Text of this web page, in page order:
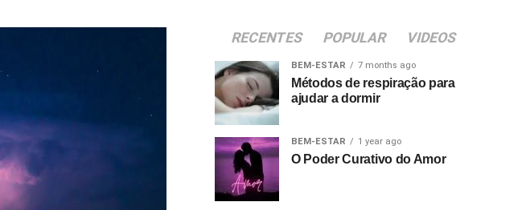
RECENTES POPULAR VIDEOS
BEM-ESTAR 7 months ago
Métodos de respiração para
ajudar a dormir
BEM-ESTAR 1 year ago
O Poder Curativo do Amor